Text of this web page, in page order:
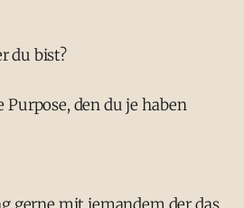
du bist?
Purpose, den du je haben